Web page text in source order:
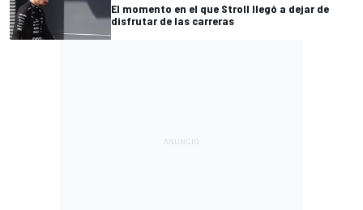
El momento en el que Stroll llegó a dejar de
disfrutar de las carreras